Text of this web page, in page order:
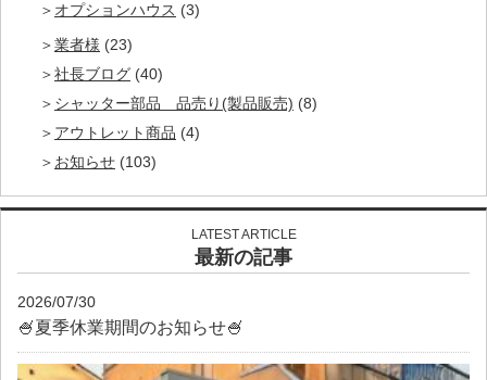
オプションハウス (3)
業者様 (23)
社長ブログ (40)
シャッター部品 品売り(製品販売) (8)
アウトレット商品 (4)
お知らせ (103)
LATEST ARTICLE
最新の記事
2026/07/30
🍧夏季休業期間のお知らせ🍧